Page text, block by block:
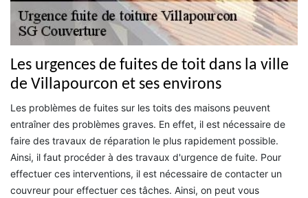
Les urgences de fuites de toit dans la ville
de Villapourcon et ses environs
Les problèmes de fuites sur les toits des maisons peuvent
entraîner des problèmes graves. En effet, il est nécessaire de
faire des travaux de réparation le plus rapidement possible.
Ainsi, il faut procéder à des travaux d'urgence de fuite. Pour
effectuer ces interventions, il est nécessaire de contacter un
couvreur pour effectuer ces tâches. Ainsi, on peut vous